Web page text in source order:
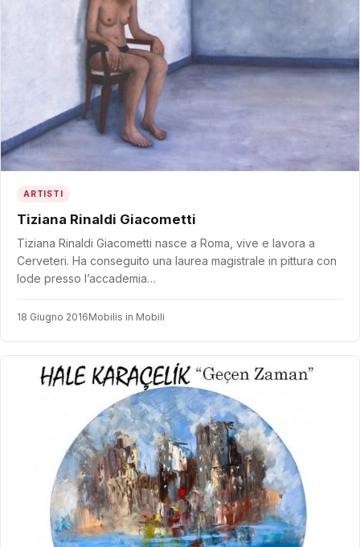
ARTISTI
Tiziana Rinaldi Giacometti
Tiziana Rinaldi Giacometti nasce a Roma, vive e lavora a
Cerveteri. Ha conseguito una laurea magistrale in pittura con
lode presso l’accademia…
18 Giugno 2016Mobilis in Mobili